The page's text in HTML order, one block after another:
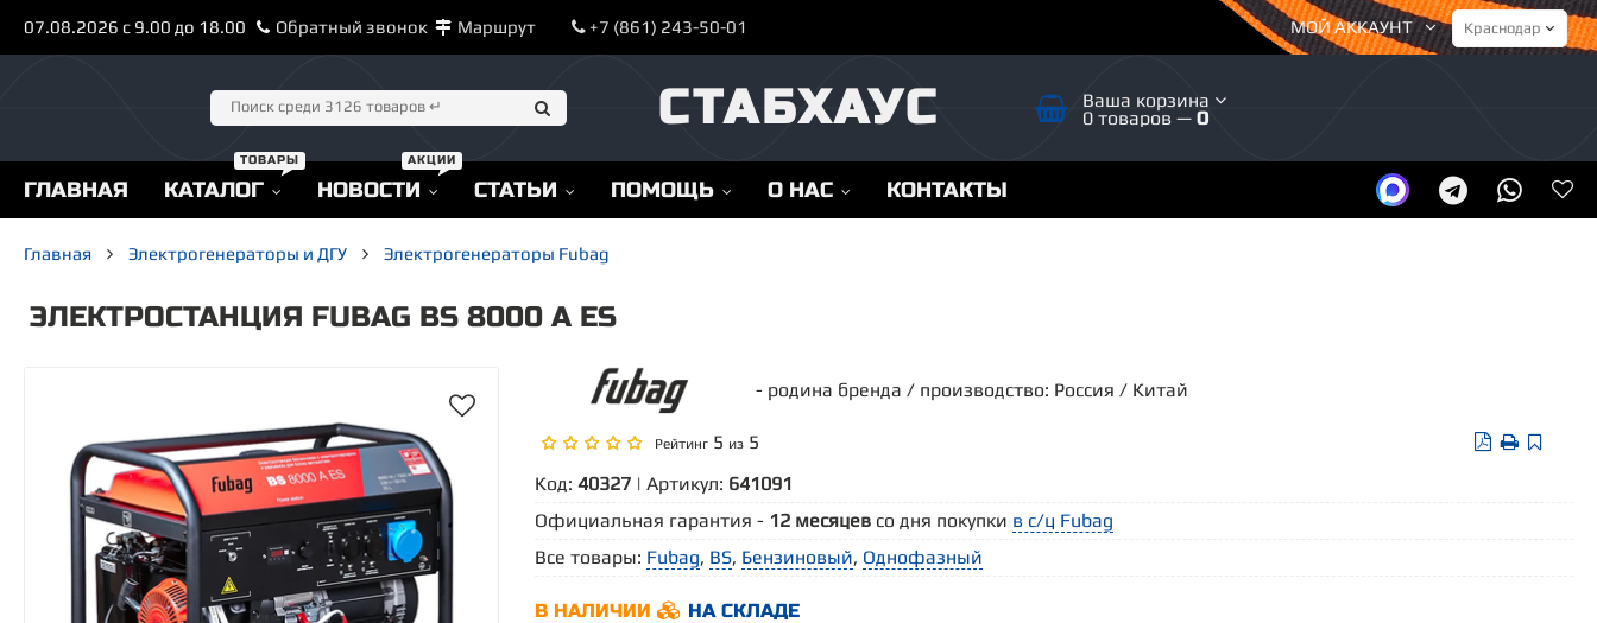
МОЙ АККАУНТ
07.08.2026 с 9.00 до 18.00 Обратный звонок Маршрут +7 (861) 243-50-01
СТАБХАУС Ваша корзина
0 товаров — 0
ГЛАВНАЯ КАТАЛОГ НОВОСТИ СТАТЬИ ПОМОЩЬ О НАС КОНТАКТЫ
Главная Электрогенераторы и ДГУ Электрогенераторы Fubag
ЭЛЕКТРОСТАНЦИЯ FUBAG BS 8000 A ES
- родина бренда / производство: Россия / Китай
Рейтинг 5 из 5
Код: 40327 | Артикул: 641091
Официальная гарантия - 12 месяцев со дня покупки в с/ц Fubag
Все товары: Fubag, BS, Бензиновый, Однофазный
В НАЛИЧИИ НА СКЛАДЕ